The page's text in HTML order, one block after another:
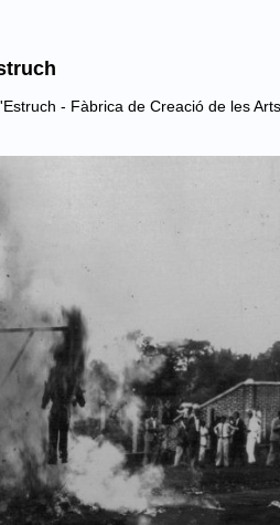
- Fàbrica de Creació de les